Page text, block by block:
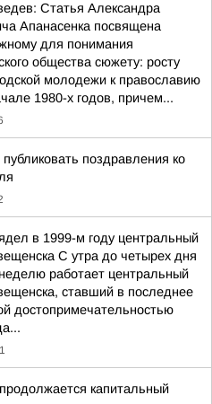
Статья Александра
Апанасенка посвящена
для понимания
общества сюжету: росту
молодежи к православию
1980-х годов, причем...
поздравления ко
в 1999-м году центральный
С утра до четырех дня
работает центральный
ставший в последнее
достопримечательностью
капитальный